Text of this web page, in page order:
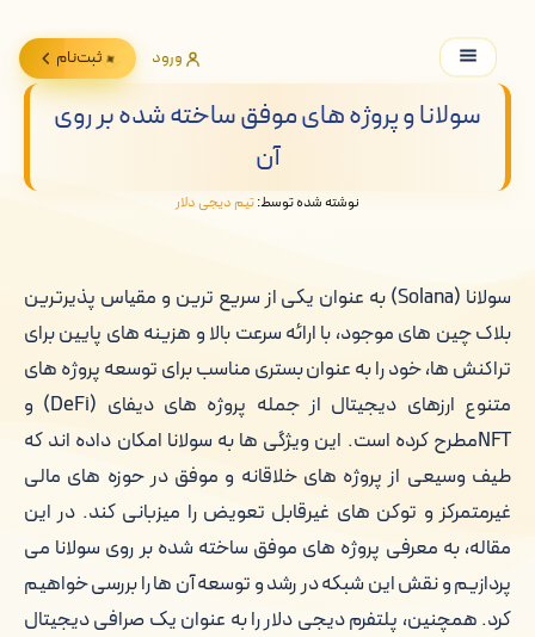
ورود ثبت‌نام
سولانا و پروژه های موفق ساخته شده بر روی
آن
نوشته شده توسط:تیم دیجی دلار
سولانا (Solana) به عنوان یکی از سریع ترین و مقیاس پذیرترین
بلاک چین های موجود، با ارائه سرعت بالا و هزینه های پایین برای
تراکنش ها، خود را به عنوان بستری مناسب برای توسعه پروژه های
متنوع ارزهای دیجیتال از جمله پروژه های دیفای (DeFi) و
NFTمطرح کرده است. این ویژگی ها به سولانا امکان داده اند که
طیف وسیعی از پروژه های خلاقانه و موفق در حوزه های مالی
غیرمتمرکز و توکن های غیرقابل تعویض را میزبانی کند. در این
مقاله، به معرفی پروژه های موفق ساخته شده بر روی سولانا می
پردازیم و نقش این شبکه در رشد و توسعه آن ها را بررسی خواهیم
کرد. همچنین، پلتفرم دیجی دلار را به عنوان یک صرافی دیجیتال